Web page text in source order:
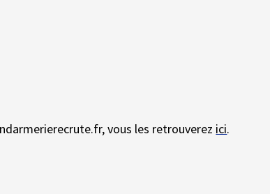
vous les retrouverez ici.